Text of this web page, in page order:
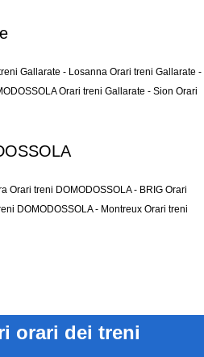
Gallarate - Losanna Orari treni Gallarate -
Orari treni Gallarate - Sion Orari
Orari treni DOMODOSSOLA - BRIG Orari
DOMODOSSOLA - Montreux Orari treni
orari dei treni